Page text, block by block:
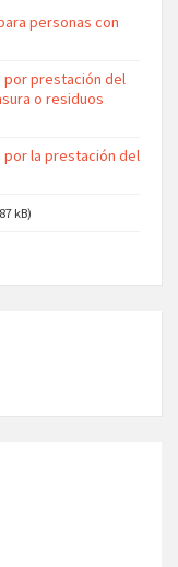
personas con
por prestación del
o residuos
por la prestación del
kB)